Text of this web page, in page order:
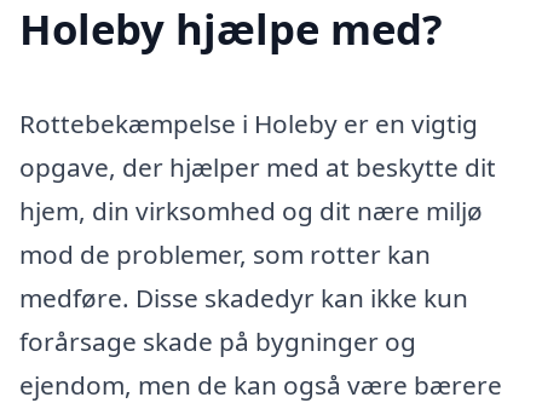
Holeby hjælpe med?
Rottebekæmpelse i Holeby er en vigtig
opgave, der hjælper med at beskytte dit
hjem, din virksomhed og dit nære miljø
mod de problemer, som rotter kan
medføre. Disse skadedyr kan ikke kun
forårsage skade på bygninger og
ejendom, men de kan også være bærere